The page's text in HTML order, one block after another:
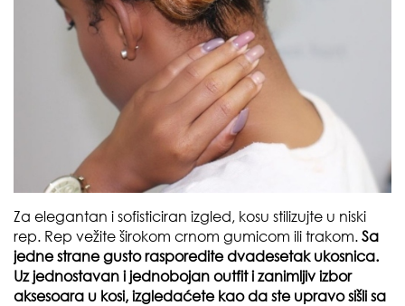
Za elegantan i sofisticiran izgled, kosu stilizujte u niski
rep. Rep vežite širokom crnom gumicom ili trakom. Sa
jedne strane gusto rasporedite dvadesetak ukosnica.
Uz jednostavan i jednobojan outfit i zanimljiv izbor
aksesoara u kosi, izgledaćete kao da ste upravo sišli sa